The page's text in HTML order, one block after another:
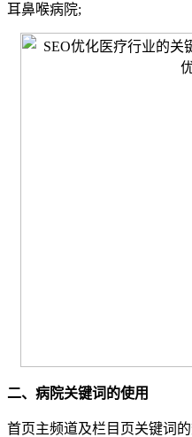
耳鼻喉病院;
二、病院关键词的使用
首页主频道及栏目页关键词